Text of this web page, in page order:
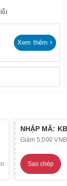
Xem thêm
NHẬP MÃ:
Giảm 5,000
Sao chép